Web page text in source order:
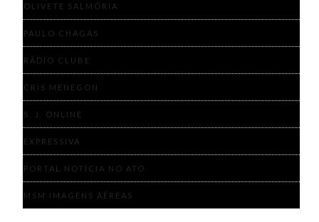
OLIVETE SALMÓRIA
PAULO CHAGAS
RÁDIO CLUBE
CRIS MENEGON
S. J. ONLINE
EXPRESSIVA
PORTAL NOTÍCIA NO ATO
MSM IMAGENS AÉREAS